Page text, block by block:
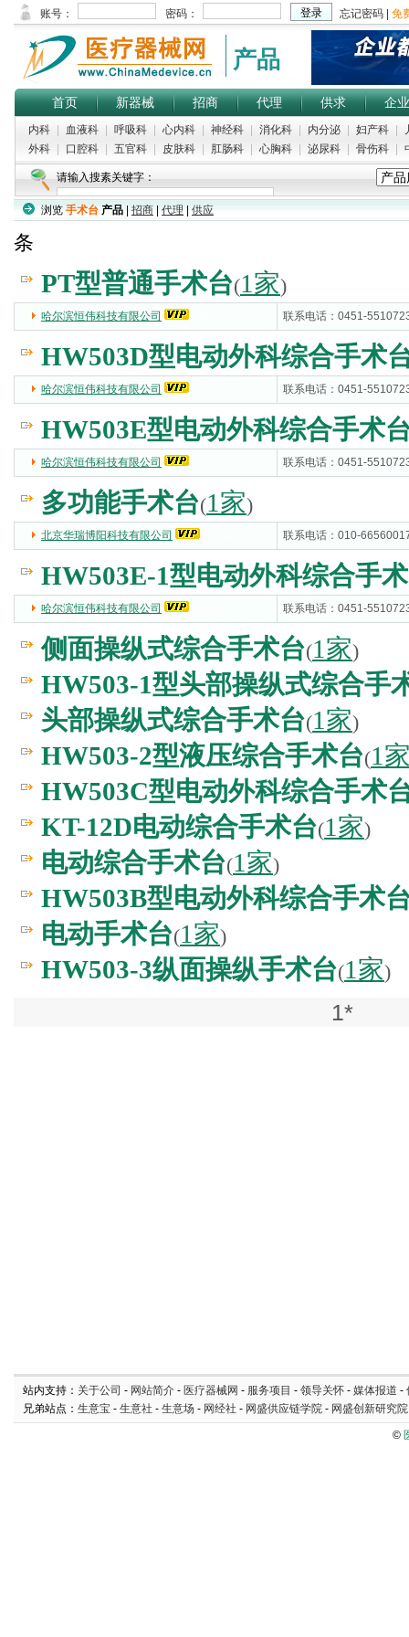
产品
首页 新器械 招商 代理 供求 企业
内科 血液科 呼吸科 心内科 神经科 消化科 内分泌 妇产科
外科
口腔科 五官科 皮肤科 肛肠科 心胸科 泌尿科 骨伤科
请输入搜素关键字：
热门搜索： 医用病床 |排卵测试片
浏览 手术台 产品 招商 代理 供应
条
PT型普通手术台(1家)
哈尔滨恒伟科技有限公司 联系电话：0451-
HW503D型电动外科综合手术
哈尔滨恒伟科技有限公司 联系电话：0451-
HW503E型电动外科综合手术
哈尔滨恒伟科技有限公司 联系电话：0451-
多功能手术台(1家)
北京华瑞博阳科技有限公司 联系电话：010-
HW503E-1型电动外科综合手
哈尔滨恒伟科技有限公司 联系电话：0451-
侧面操纵式综合手术台(1家)
HW503-1型头部操纵式综合手
头部操纵式综合手术台(1家)
HW503-2型液压综合手术台(1
HW503C型电动外科综合手术
KT-12D电动综合手术台(1家)
电动综合手术台(1家)
HW503B型电动外科综合手术
电动手术台(1家)
HW503-3纵面操纵手术台(1家)
1*
站内支持： 关于公司 - 网站简介 - 医疗器械网 - 服务项目 - 领导关怀 - 媒体报道 -
兄弟站点： 生意宝 - 生意社 - 生意场 - 网经社 - 网盛供应链学院 - 网盛创新研究院
©